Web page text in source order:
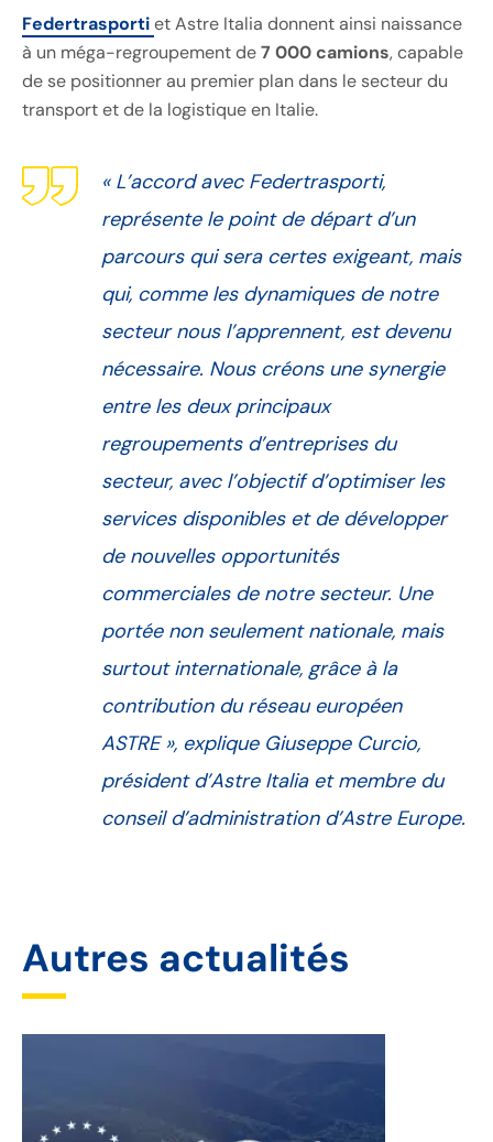
Federtrasportiet Astre Italia donnent ainsi naissance
à un méga-regroupement de7 000 camions, capable
de se positionner au premier plan dans le secteur du
transport et de la logistique en Italie.
« L’accord avec Federtrasporti,
représente le point de départ d’un
parcours qui sera certes exigeant, mais
qui, comme les dynamiques de notre
secteur nous l’apprennent, est devenu
nécessaire. Nous créons une synergie
entre les deux principaux
regroupements d’entreprises du
secteur, avec l’objectif d’optimiser les
services disponibles et de développer
de nouvelles opportunités
commerciales de notre secteur. Une
portée non seulement nationale, mais
surtout internationale, grâce à la
contribution du réseau européen
ASTRE», explique Giuseppe Curcio,
président d’Astre Italia et membre du
conseil d’administration d’Astre Europe.
Autres actualités